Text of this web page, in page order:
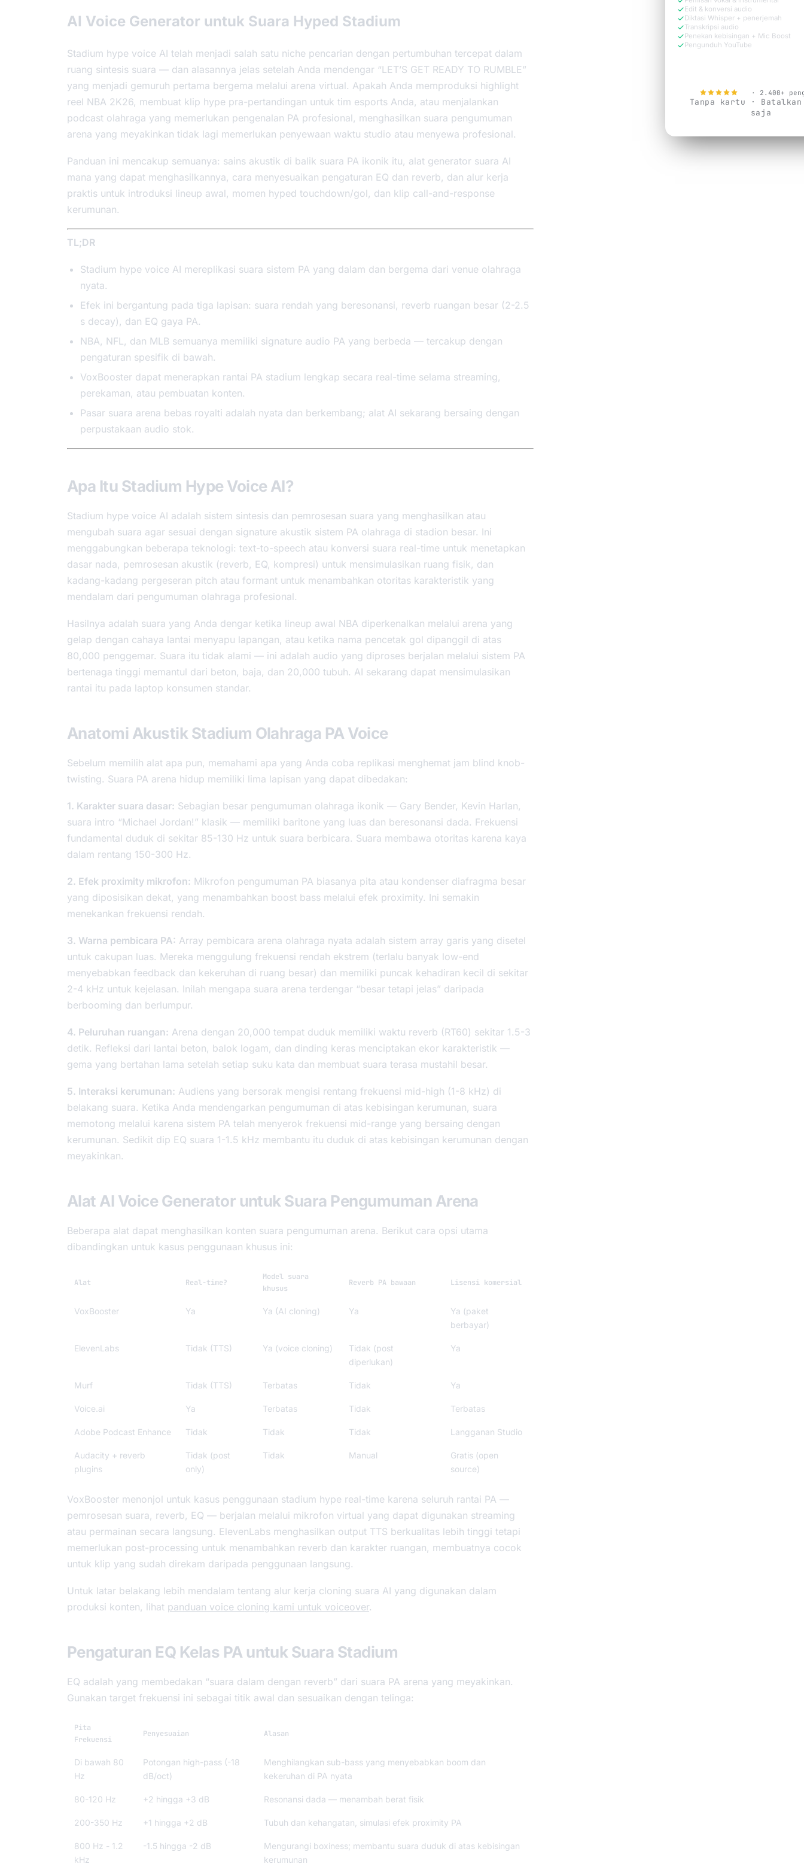
AI Voice Generator untuk Suara Hyped Stadium
Stadium hype voice AI telah menjadi salah satu niche pencarian dengan pertumbuhan tercepat dalam
ruang sintesis suara — dan alasannya jelas setelah Anda mendengar “LET’S GET READY TO RUMBLE”
yang menjadi gemuruh pertama bergema melalui arena virtual. Apakah Anda memproduksi highlight
reel NBA 2K26, membuat klip hype pra-pertandingan untuk tim esports Anda, atau menjalankan
podcast olahraga yang memerlukan pengenalan PA profesional, menghasilkan suara pengumuman
arena yang meyakinkan tidak lagi memerlukan penyewaan waktu studio atau menyewa profesional.
Panduan ini mencakup semuanya: sains akustik di balik suara PA ikonik itu, alat generator suara AI
mana yang dapat menghasilkannya, cara menyesuaikan pengaturan EQ dan reverb, dan alur kerja
praktis untuk introduksi lineup awal, momen hyped touchdown/gol, dan klip call-and-response
kerumunan.
TL;DR
Stadium hype voice AI mereplikasi suara sistem PA yang dalam dan bergema dari venue olahraga
nyata.
Efek ini bergantung pada tiga lapisan: suara rendah yang beresonansi, reverb ruangan besar (2-2.5
s decay), dan EQ gaya PA.
NBA, NFL, dan MLB semuanya memiliki signature audio PA yang berbeda — tercakup dengan
pengaturan spesifik di bawah.
VoxBooster dapat menerapkan rantai PA stadium lengkap secara real-time selama streaming,
perekaman, atau pembuatan konten.
Pasar suara arena bebas royalti adalah nyata dan berkembang; alat AI sekarang bersaing dengan
perpustakaan audio stok.
Apa Itu Stadium Hype Voice AI?
Stadium hype voice AI adalah sistem sintesis dan pemrosesan suara yang menghasilkan atau
mengubah suara agar sesuai dengan signature akustik sistem PA olahraga di stadion besar. Ini
menggabungkan beberapa teknologi: text-to-speech atau konversi suara real-time untuk menetapkan
dasar nada, pemrosesan akustik (reverb, EQ, kompresi) untuk mensimulasikan ruang fisik, dan
kadang-kadang pergeseran pitch atau formant untuk menambahkan otoritas karakteristik yang
mendalam dari pengumuman olahraga profesional.
Hasilnya adalah suara yang Anda dengar ketika lineup awal NBA diperkenalkan melalui arena yang
gelap dengan cahaya lantai menyapu lapangan, atau ketika nama pencetak gol dipanggil di atas
80,000 penggemar. Suara itu tidak alami — ini adalah audio yang diproses berjalan melalui sistem PA
bertenaga tinggi memantul dari beton, baja, dan 20,000 tubuh. AI sekarang dapat mensimulasikan
rantai itu pada laptop konsumen standar.
Anatomi Akustik Stadium Olahraga PA Voice
Sebelum memilih alat apa pun, memahami apa yang Anda coba replikasi menghemat jam blind knob-
twisting. Suara PA arena hidup memiliki lima lapisan yang dapat dibedakan:
1. Karakter suara dasar: Sebagian besar pengumuman olahraga ikonik — Gary Bender, Kevin Harlan,
suara intro “Michael Jordan!” klasik — memiliki baritone yang luas dan beresonansi dada. Frekuensi
fundamental duduk di sekitar 85-130 Hz untuk suara berbicara. Suara membawa otoritas karena kaya
dalam rentang 150-300 Hz.
2. Efek proximity mikrofon: Mikrofon pengumuman PA biasanya pita atau kondenser diafragma besar
yang diposisikan dekat, yang menambahkan boost bass melalui efek proximity. Ini semakin
menekankan frekuensi rendah.
3. Warna pembicara PA: Array pembicara arena olahraga nyata adalah sistem array garis yang disetel
untuk cakupan luas. Mereka menggulung frekuensi rendah ekstrem (terlalu banyak low-end
menyebabkan feedback dan kekeruhan di ruang besar) dan memiliki puncak kehadiran kecil di sekitar
2-4 kHz untuk kejelasan. Inilah mengapa suara arena terdengar “besar tetapi jelas” daripada
berbooming dan berlumpur.
4. Peluruhan ruangan: Arena dengan 20,000 tempat duduk memiliki waktu reverb (RT60) sekitar 1.5-3
detik. Refleksi dari lantai beton, balok logam, dan dinding keras menciptakan ekor karakteristik —
gema yang bertahan lama setelah setiap suku kata dan membuat suara terasa mustahil besar.
5. Interaksi kerumunan: Audiens yang bersorak mengisi rentang frekuensi mid-high (1-8 kHz) di
belakang suara. Ketika Anda mendengarkan pengumuman di atas kebisingan kerumunan, suara
memotong melalui karena sistem PA telah menyerok frekuensi mid-range yang bersaing dengan
kerumunan. Sedikit dip EQ suara 1-1.5 kHz membantu itu duduk di atas kebisingan kerumunan dengan
meyakinkan.
Alat AI Voice Generator untuk Suara Pengumuman Arena
Beberapa alat dapat menghasilkan konten suara pengumuman arena. Berikut cara opsi utama
dibandingkan untuk kasus penggunaan khusus ini:
Alat Real-time?
Model suara
khusus
Reverb PA bawaan Lisensi komersial
VoxBooster Ya Ya (AI cloning) Ya
Ya (paket
berbayar)
ElevenLabs Tidak (TTS) Ya (voice cloning)
Tidak (post
diperlukan)
Ya
Murf Tidak (TTS) Terbatas Tidak Ya
Voice.ai Ya Terbatas Tidak Terbatas
Adobe Podcast Enhance Tidak Tidak Tidak Langganan Studio
Audacity + reverb
plugins
Tidak (post
only)
Tidak Manual
Gratis (open
source)
VoxBooster menonjol untuk kasus penggunaan stadium hype real-time karena seluruh rantai PA —
pemrosesan suara, reverb, EQ — berjalan melalui mikrofon virtual yang dapat digunakan streaming
atau permainan secara langsung. ElevenLabs menghasilkan output TTS berkualitas lebih tinggi tetapi
memerlukan post-processing untuk menambahkan reverb dan karakter ruangan, membuatnya cocok
untuk klip yang sudah direkam daripada penggunaan langsung.
Untuk latar belakang lebih mendalam tentang alur kerja cloning suara AI yang digunakan dalam
produksi konten, lihat panduan voice cloning kami untuk voiceover.
Pengaturan EQ Kelas PA untuk Suara Stadium
EQ adalah yang membedakan “suara dalam dengan reverb” dari suara PA arena yang meyakinkan.
Gunakan target frekuensi ini sebagai titik awal dan sesuaikan dengan telinga:
Pita
Frekuensi
Penyesuaian Alasan
Di bawah 80
Hz
Potongan high-pass (-18
dB/oct)
Menghilangkan sub-bass yang menyebabkan boom dan
kekeruhan di PA nyata
80-120 Hz +2 hingga +3 dB Resonansi dada — menambah berat fisik
200-350 Hz +1 hingga +2 dB Tubuh dan kehangatan, simulasi efek proximity PA
800 Hz - 1.2
kHz
-1.5 hingga -2 dB
Mengurangi boxiness; membantu suara duduk di atas kebisingan
kerumunan
Edit & konversi audio
Diktasi Whisper + penerjemah
Transkripsi audio
Penekan kebisingan + Mic Boost
Pengunduh YouTube
· 2.400+
Tanpa kartu · Batalkan
saja